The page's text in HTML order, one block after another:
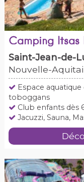
Camping Itsas
Saint-Jean-de-
Nouvelle-
Espace
toboggans
Club enfants dès
Jacuzzi, Sauna,